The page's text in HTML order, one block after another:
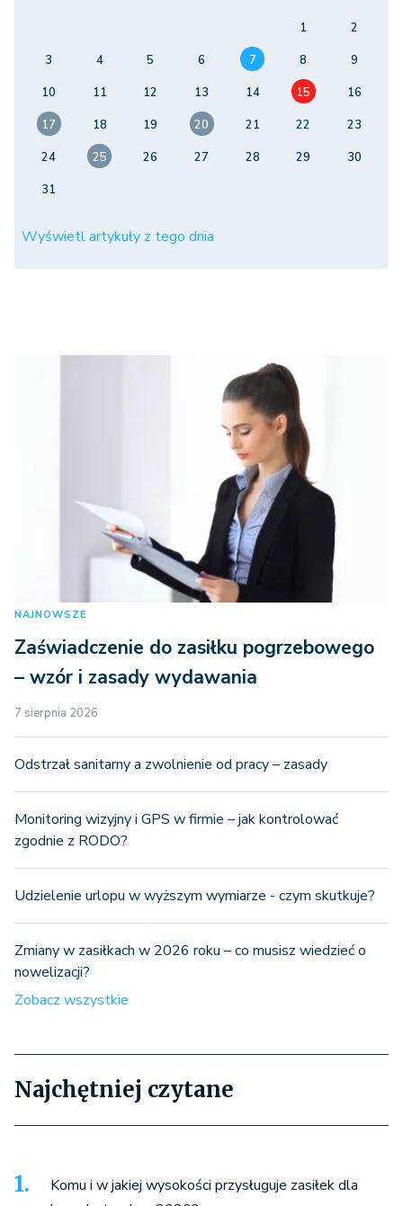
1
2
3
4 5 6 7 8
9
10
11 12 13 14 15
16
17
18 19 20 21 22
23
24
25 26 27 28 29
30
31
Wyświetl artykuły z tego dnia
NAJNOWSZE
Zaświadczenie do zasiłku pogrzebowego
– wzór i zasady wydawania
7 sierpnia 2026
Odstrzał sanitarny a zwolnienie od pracy – zasady
Monitoring wizyjny i GPS w firmie – jak kontrolować
zgodnie z RODO?
Udzielenie urlopu w wyższym wymiarze - czym skutkuje?
Zmiany w zasiłkach w 2026 roku – co musisz wiedzieć o
nowelizacji?
Zobacz wszystkie
Najchętniej czytane
Komu i w jakiej wysokości przysługuje zasiłek dla